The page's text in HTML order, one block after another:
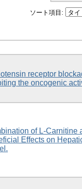
ソート項目:
receptor
the oncogenic
of L-Carnitine
Effects on